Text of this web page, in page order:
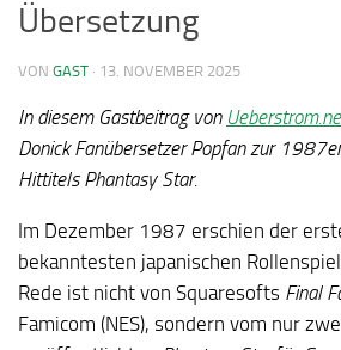
Übersetzung
VON GAST · 13. NOVEMBER 2025
In diesem Gastbeitrag von
Donick Fanübersetzer Popfan zur
Hittitels Phantasy Star.
Im Dezember 1987 erschien der
bekanntesten japanischen
Rede ist nicht von Squaresofts Final
Famicom (NES), sondern vom nur